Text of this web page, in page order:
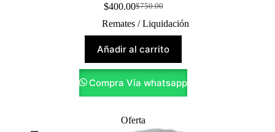
$750.00
Original
price
$750.00.
$400.00Current
price
$400.00.
Remates / Liquidación
Añadir al carrito
Compra Vía whatsapp
Oferta